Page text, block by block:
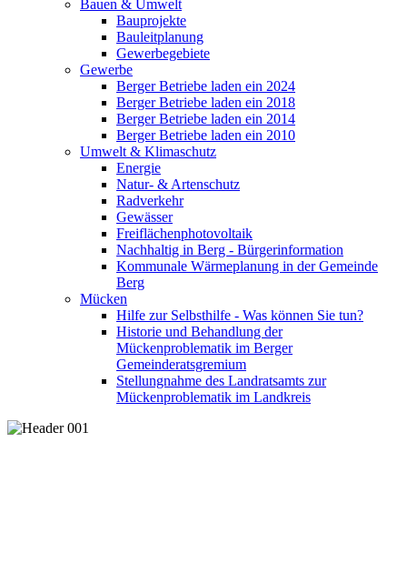
Bauen & Umwelt
Bauprojekte
Bauleitplanung
Gewerbegebiete
Gewerbe
Berger Betriebe laden ein 2024
Berger Betriebe laden ein 2018
Berger Betriebe laden ein 2014
Berger Betriebe laden ein 2010
Umwelt & Klimaschutz
Energie
Natur- & Artenschutz
Radverkehr
Gewässer
Freiflächenphotovoltaik
Nachhaltig in Berg - Bürgerinformation
Kommunale Wärmeplanung in der Gemeinde
Berg
Mücken
Hilfe zur Selbsthilfe - Was können Sie tun?
Historie und Behandlung der
Mückenproblematik im Berger
Gemeinderatsgremium
Stellungnahme des Landratsamts zur
Mückenproblematik im Landkreis